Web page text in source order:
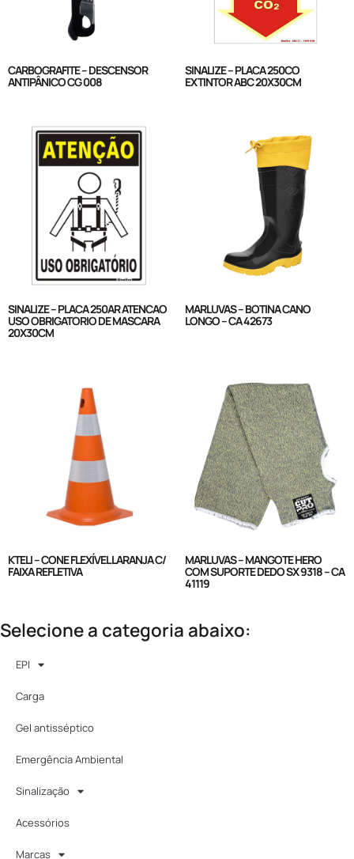
CARBOGRAFITE – DESCENSOR
ANTIPÂNICO CG 008
SINALIZE – PLACA 250CO
EXTINTOR ABC 20X30CM
SINALIZE – PLACA 250AR ATENCAO
USO OBRIGATORIO DE MASCARA
20X30CM
MARLUVAS – BOTINA CANO
LONGO – CA 42673
KTELI – CONE FLEXÍVEL LARANJA C/
FAIXA REFLETIVA
MARLUVAS – MANGOTE HERO
COM SUPORTE DEDO SX 9318 – CA
41119
Selecione a categoria abaixo:
EPI
Carga
Gel antisséptico
Emergência Ambiental
Sinalização
Acessórios
Marcas